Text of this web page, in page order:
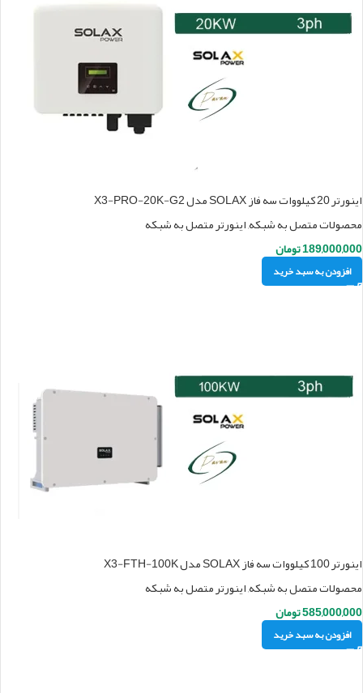
اینورتر 20 کیلووات سه فاز SOLAX مدل X3-PRO-20K-G2
محصولات متصل به شبکه,اینورتر متصل به شبکه
189,000,000تومان
افزودن به سبد خرید
اینورتر 100 کیلووات سه فاز SOLAX مدل X3-FTH-100K
محصولات متصل به شبکه,اینورتر متصل به شبکه
585,000,000تومان
افزودن به سبد خرید